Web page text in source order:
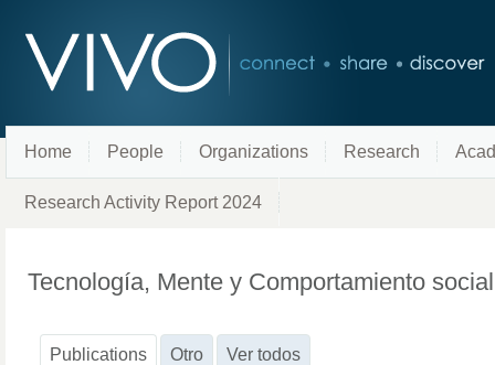
Home People Organizations Research
Research Activity Report 2024
Tecnología, Mente y Comportamiento
Publications Otro Ver todos